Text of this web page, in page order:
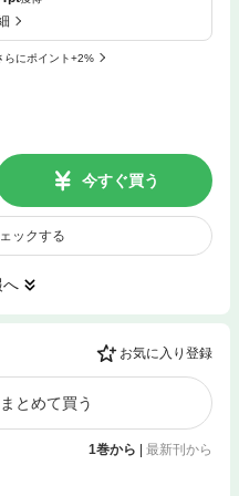
らにポイント+2%
今すぐ買う
ックする
へ
お気に入り登録
とめて買う
1巻から 最新刊から